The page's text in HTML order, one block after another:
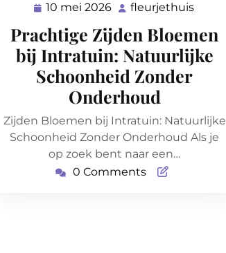
10 mei 2026 10
mei
2026
fleurjethuis
Prachtige Zijden Bloemen
bij Intratuin: Natuurlijke
Schoonheid Zonder
Onderhoud
Zijden Bloemen bij Intratuin: Natuurlijke
Schoonheid Zonder Onderhoud Als je
op zoek bent naar een…
0 Comments